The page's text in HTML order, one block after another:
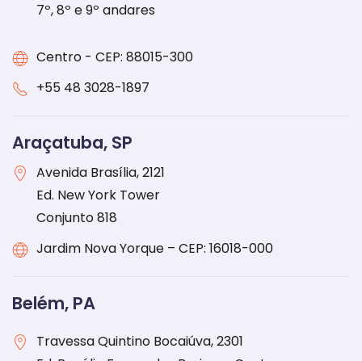
7º, 8º e 9º andares
Centro - CEP: 88015-300
+55 48 3028-1897
Araçatuba, SP
Avenida Brasília, 2121
Ed. New York Tower
Conjunto 818
Jardim Nova Yorque – CEP: 16018-000
Belém, PA
Travessa Quintino Bocaiúva, 2301